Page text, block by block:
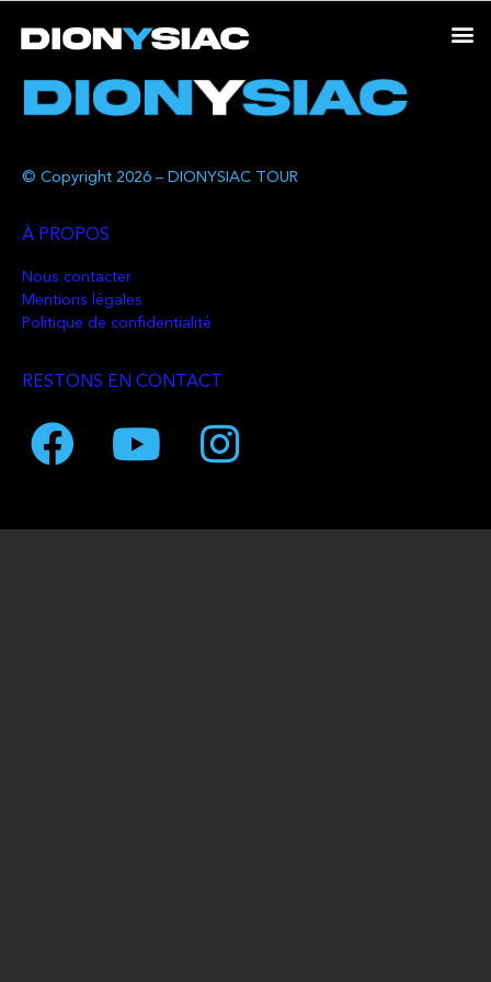
© Copyright 2026 – DIONYSIAC TOUR
À PROPOS
Nous contacter
Mentions légales
Politique de confidentialité
RESTONS EN CONTACT